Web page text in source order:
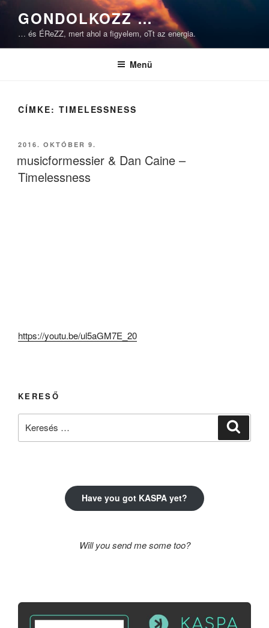
Tartalomhoz
GONDOLKOZZ …
… és ÉReZZ, mert ahol a figyelem, oTt az energia.
Menü
CÍMKE: TIMELESSNESS
BEKÜLDVE:
2016. OKTÓBER 9.
musicformessier & Dan Caine –
Timelessness
https://youtu.be/ul5aGM7E_20
KERESŐ
Have you got KASPA yet?
Will you send me some too?